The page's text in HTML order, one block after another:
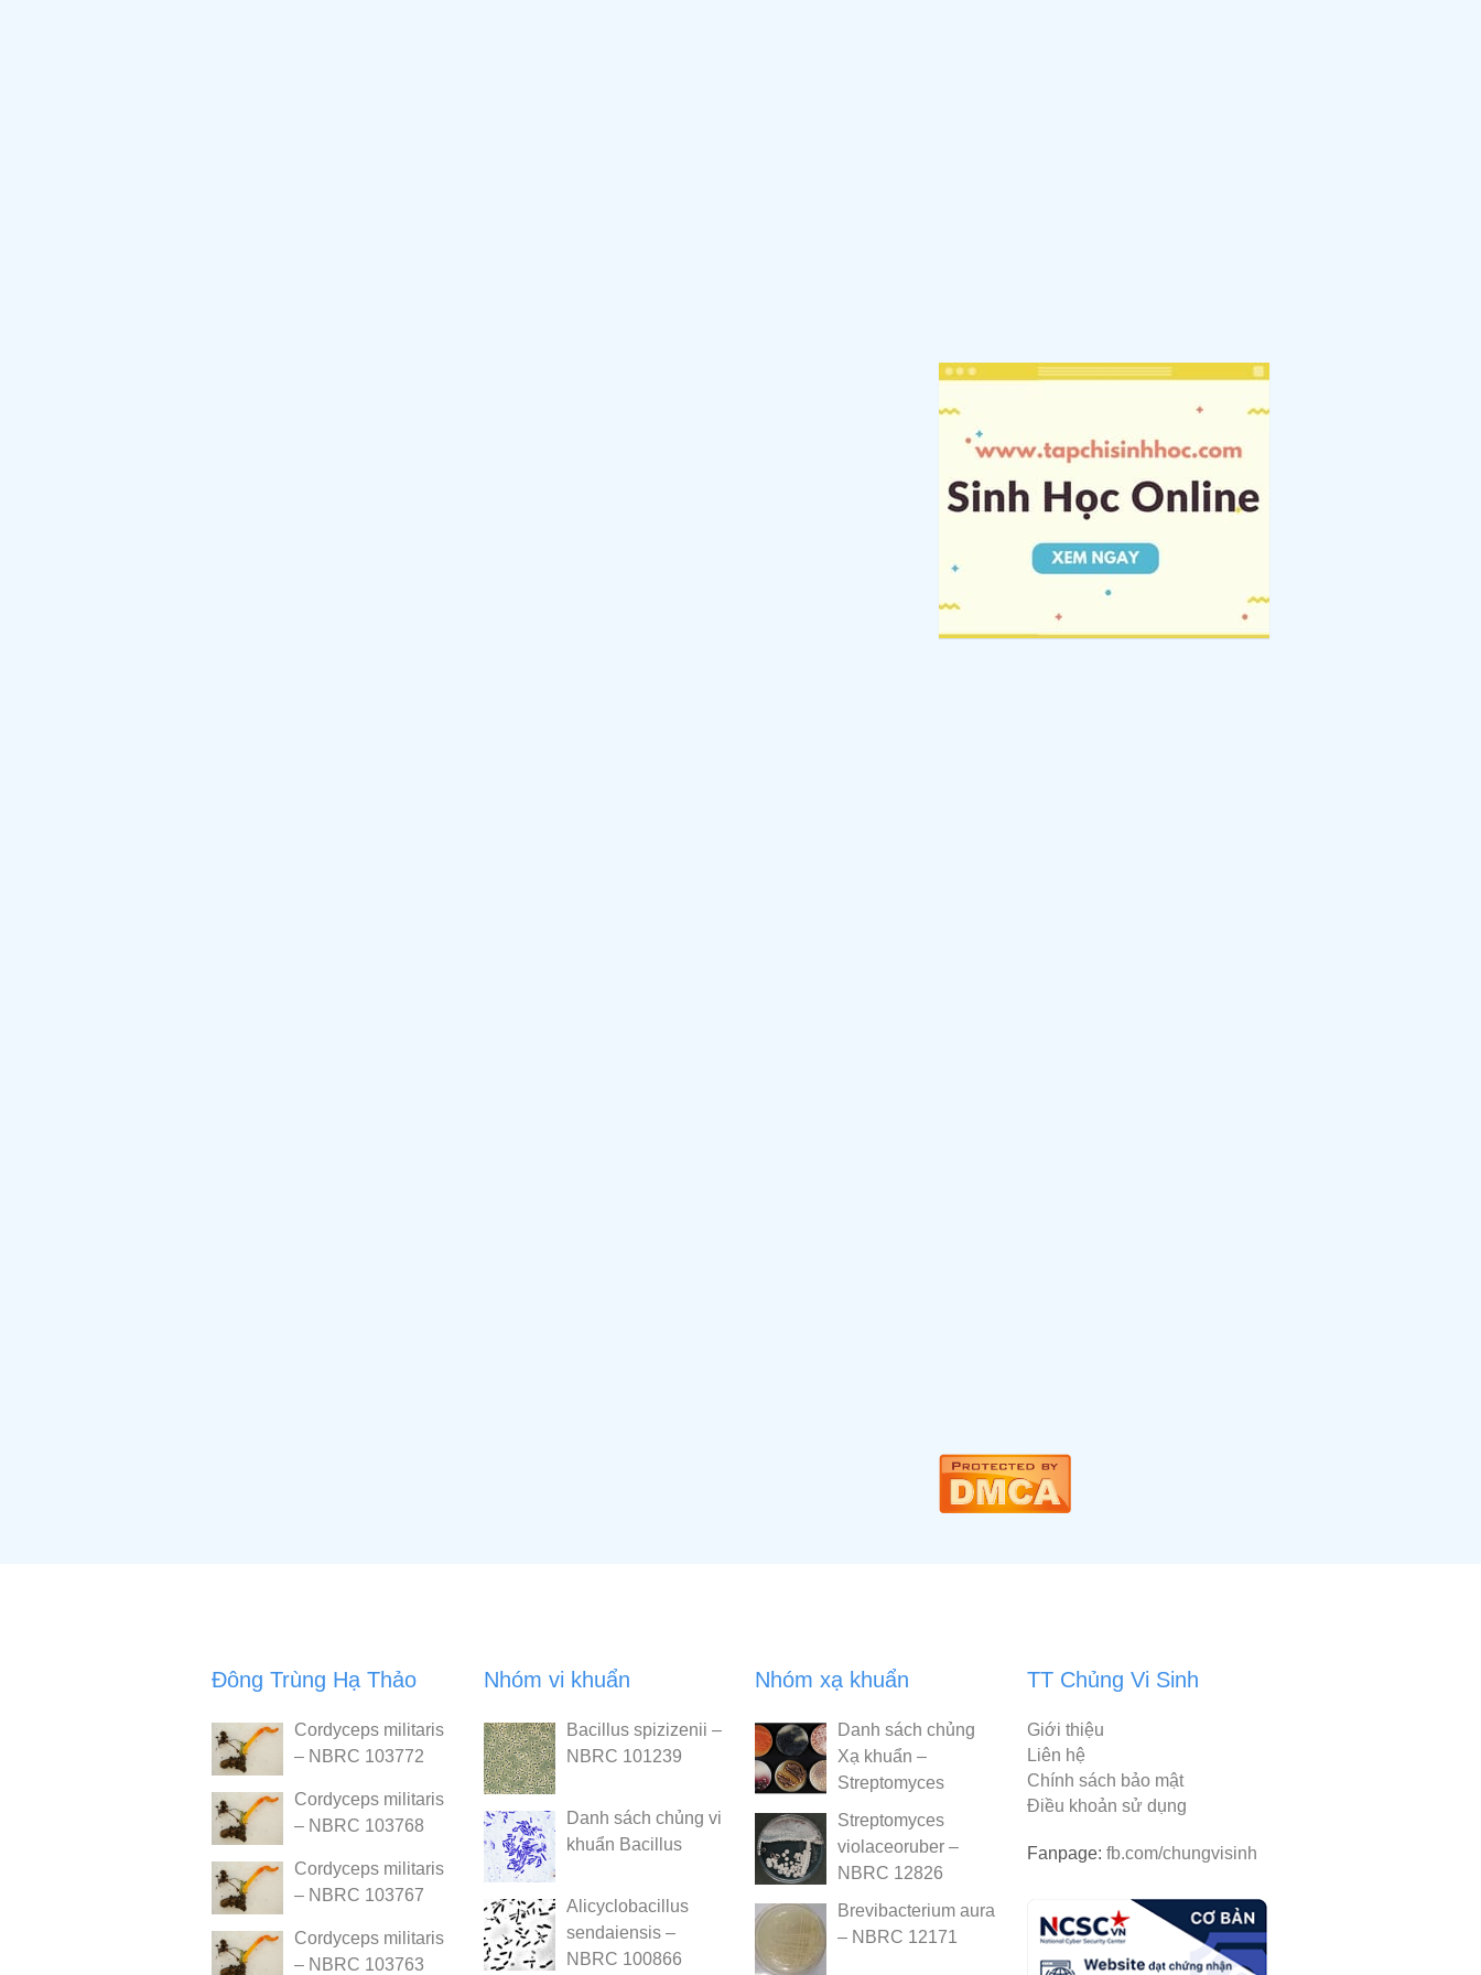
Đông Trùng Hạ Thảo
Cordyceps militaris
– NBRC 103772
Cordyceps militaris
– NBRC 103768
Cordyceps militaris
– NBRC 103767
Cordyceps militaris
– NBRC 103763
Nhóm vi khuẩn
Bacillus spizizenii –
NBRC 101239
Danh sách chủng vi
khuẩn Bacillus
Alicyclobacillus
sendaiensis –
NBRC 100866
Nhóm xạ khuẩn
Danh sách chủng
Xạ khuẩn –
Streptomyces
Streptomyces
violaceoruber –
NBRC 12826
Brevibacterium aurantiacum
– NBRC 12171
TT Chủng Vi Sinh
Giới thiệu
Liên hệ
Chính sách bảo mật
Điều khoản sử dụng
Fanpage:fb.com/chungvisinh